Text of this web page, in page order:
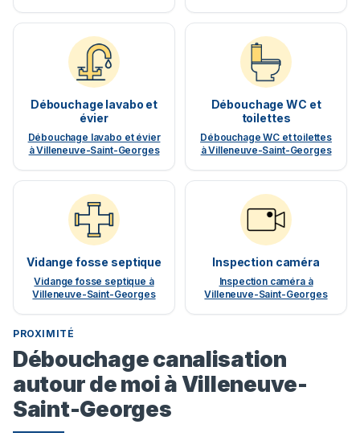
Débouchage lavabo et
évier
Débouchage lavabo et évier
à Villeneuve-Saint-Georges
Débouchage WC et
toilettes
Débouchage WC et toilettes
à Villeneuve-Saint-Georges
Vidange fosse septique
Vidange fosse septique à
Villeneuve-Saint-Georges
Inspection caméra
Inspection caméra à
Villeneuve-Saint-Georges
PROXIMITÉ
Débouchage canalisation
autour de moi à Villeneuve-
Saint-Georges